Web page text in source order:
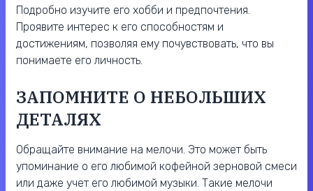
Подробно изучите его хобби и предпочтения.
Проявите интерес к его способностям и
достижениям, позволяя ему почувствовать, что вы
понимаете его личность.
ЗАПОМНИТЕ О НЕБОЛЬШИХ
ДЕТАЛЯХ
Обращайте внимание на мелочи. Это может быть
упоминание о его любимой кофейной зерновой смеси
или даже учет его любимой музыки. Такие мелочи